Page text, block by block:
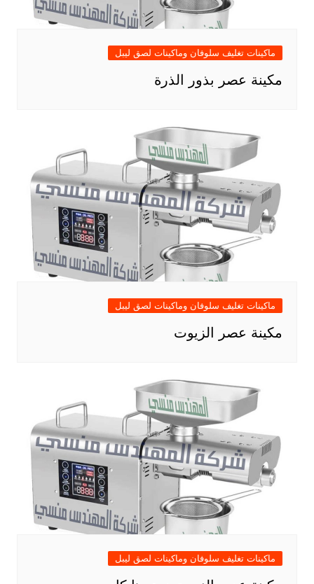
ماكينات تغليف سلوفان وماكينات لصق ليبل
مكينة عصر بذور الذرة
ماكينات تغليف سلوفان وماكينات لصق ليبل
مكينة عصر الزيوت
ماكينات تغليف سلوفان وماكينات لصق ليبل